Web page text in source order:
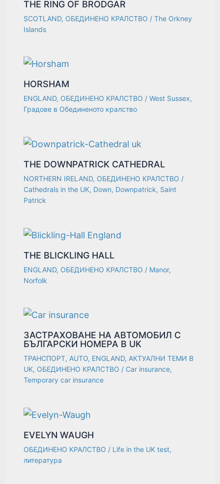
THE RING OF BRODGAR
SCOTLAND, ОБЕДИНЕНО КРАЛСТВО /The Orkney
Islands
HORSHAM
ENGLAND, ОБЕДИНЕНО КРАЛСТВО /West Sussex,
Градове в Обединеното кралство
THE DOWNPATRICK CATHEDRAL
NORTHERN IRELAND, ОБЕДИНЕНО КРАЛСТВО /
Cathedrals in the UK, Down, Downpatrick, Saint
Patrick
THE BLICKLING HALL
ENGLAND, ОБЕДИНЕНО КРАЛСТВО / Manor,
Norfolk
ЗАСТРАХОВАНЕ НА АВТОМОБИЛ С
БЪЛГАРСКИ НОМЕРА В UK
ТРАНСПОРТ, AUTO, ENGLAND, АКТУАЛНИ ТЕМИ В
UK, ОБЕДИНЕНО КРАЛСТВО / Car insurance,
Temporary car insurance
EVELYN WAUGH
ОБЕДИНЕНО КРАЛСТВО / Life in the UK test,
литература